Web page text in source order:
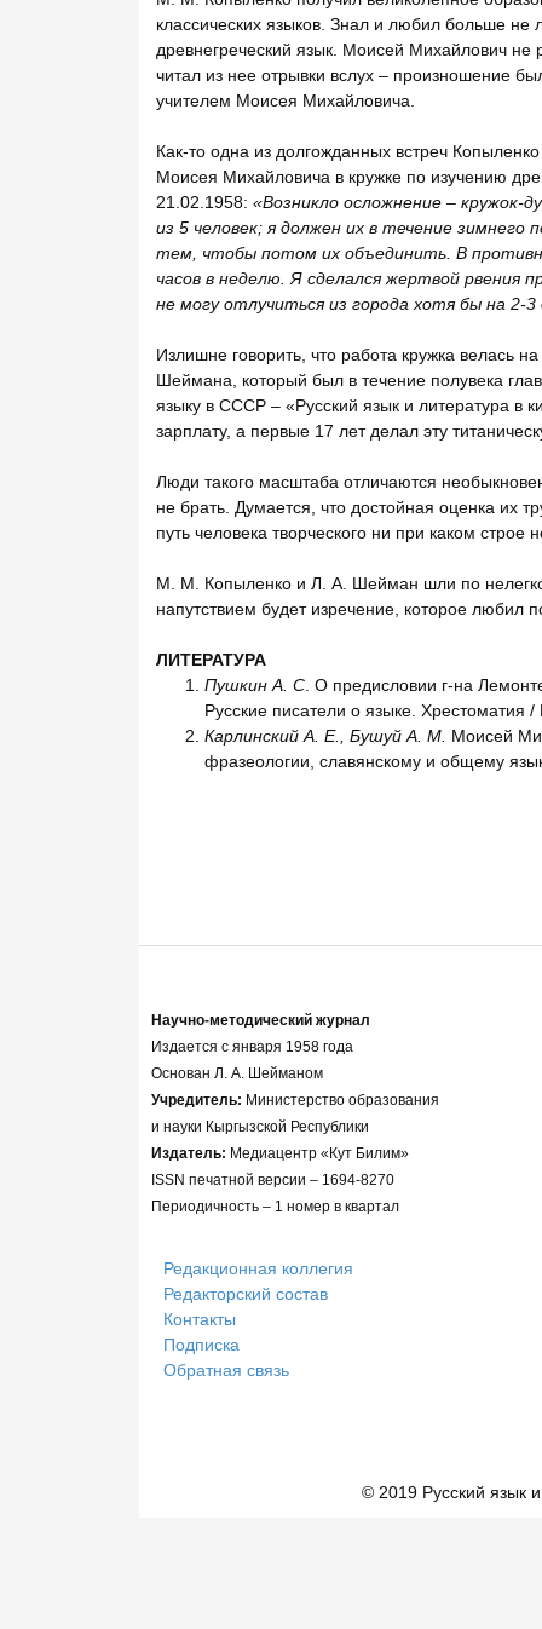
классических языков. Знал и любил больше
древнегреческий язык. Моисей Михайлович
читал из нее отрывки вслух – произношение
учителем Моисея Михайловича.
Как-то одна из долгожданных встреч
Моисея Михайловича в кружке по изучению
21.02.1958: «Возникло осложнение – кружок-
из 5 человек; я должен их в течение зимнего
тем, чтобы потом их объединить. В
часов в неделю. Я сделался жертвой рвения
не могу отлучиться из города хотя бы на 2-3
Излишне говорить, что работа кружка велась
Шеймана, который был в течение полувека
языку в СССР – «Русский язык и литература в
зарплату, а первые 17 лет делал эту
Люди такого масштаба отличаются
не брать. Думается, что достойная оценка их
путь человека творческого ни при каком
М. М. Копыленко и Л. А. Шейман шли по
напутствием будет изречение, которое любил
ЛИТЕРАТУРА
Пушкин А. С. О предисловии г-на
Русские писатели о языке.
Карлинский А. Е., Бушуй А. М. Моисей
фразеологии, славянскому и общему
Научно-методический журнал
Издается с января 1958 года
Основан Л. А. Шейманом
Учредитель: Министерство образования
и науки Кыргызской Республики
Издатель: Медиацентр «Кут Билим»
ISSN печатной версии – 1694-8270
Периодичность – 1 номер в квартал
Редакционная коллегия
Редакторский состав
Контакты
Подписка
Обратная связь
© 2019 Русский язык